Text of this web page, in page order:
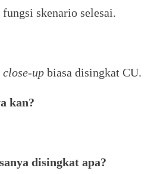
skenario selesai.
close-up biasa disingkat CU.
kan?
disingkat apa?